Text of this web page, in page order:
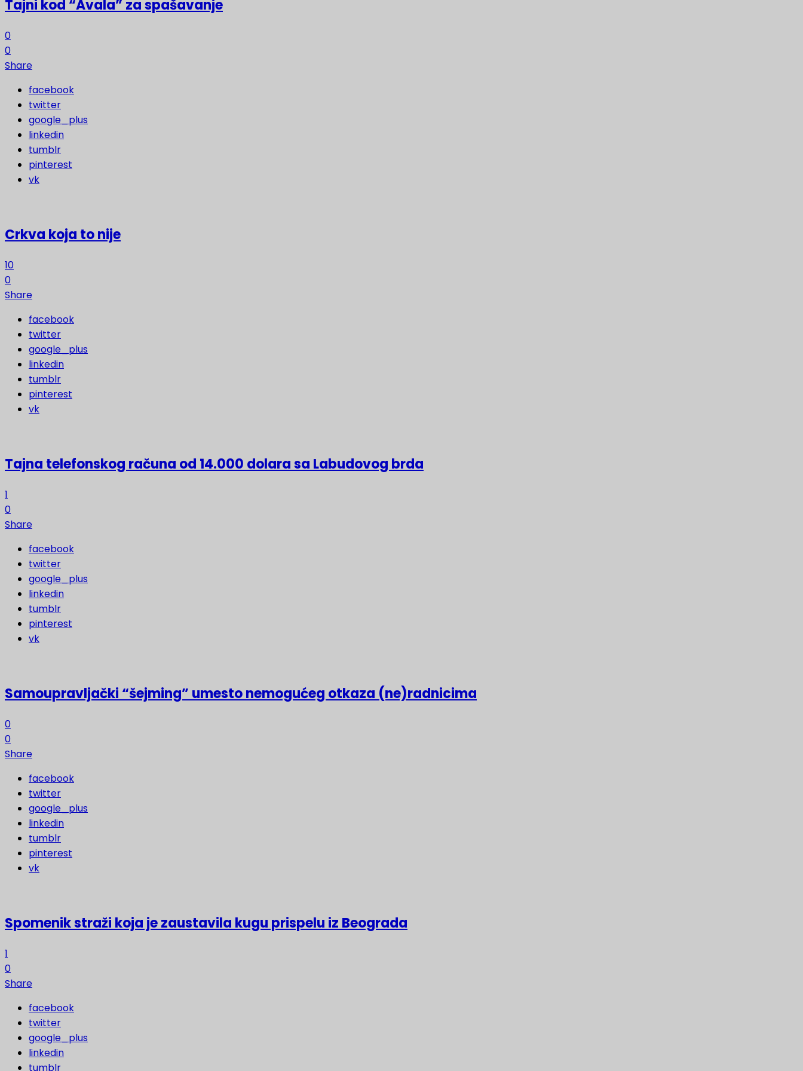
Tajni kod “Avala” za spašavanje
0
0
Share
facebook
twitter
google_plus
linkedin
tumblr
pinterest
vk
Crkva koja to nije
10
0
Share
facebook
twitter
google_plus
linkedin
tumblr
pinterest
vk
Tajna telefonskog računa od 14.000 dolara sa Labudovog brda
1
0
Share
facebook
twitter
google_plus
linkedin
tumblr
pinterest
vk
Samoupravljački “šejming” umesto nemogućeg otkaza (ne)radnicima
0
0
Share
facebook
twitter
google_plus
linkedin
tumblr
pinterest
vk
Spomenik straži koja je zaustavila kugu prispelu iz Beograda
1
0
Share
facebook
twitter
google_plus
linkedin
tumblr